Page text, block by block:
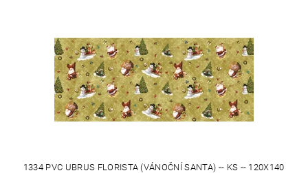
1334 PVC UBRUS FLORISTA (VÁNOČNÍ SANTA) -- KS -- 120X140